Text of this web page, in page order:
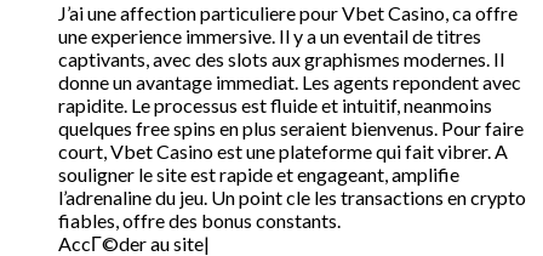
J’ai une affection particuliere pour Vbet Casino, ca offre
une experience immersive. Il y a un eventail de titres
captivants, avec des slots aux graphismes modernes. Il
donne un avantage immediat. Les agents repondent avec
rapidite. Le processus est fluide et intuitif, neanmoins
quelques free spins en plus seraient bienvenus. Pour faire
court, Vbet Casino est une plateforme qui fait vibrer. A
souligner le site est rapide et engageant, amplifie
l’adrenaline du jeu. Un point cle les transactions en crypto
fiables, offre des bonus constants.
AccГ©der au site|